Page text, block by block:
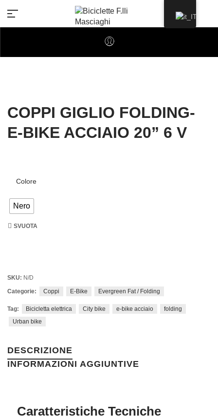
COPPI GIGLIO FOLDING-
E-BIKE ACCIAIO 20” 6 V
Colore
Nero
SVUOTA
SKU: N/D
Categorie:
Coppi E-Bike Evergreen Fat / Folding
Tag: Bicicletta elettrica City bike e-bike acciaio
folding
Urban bike
DESCRIZIONE
INFORMAZIONI AGGIUNTIVE
Caratteristiche Tecniche